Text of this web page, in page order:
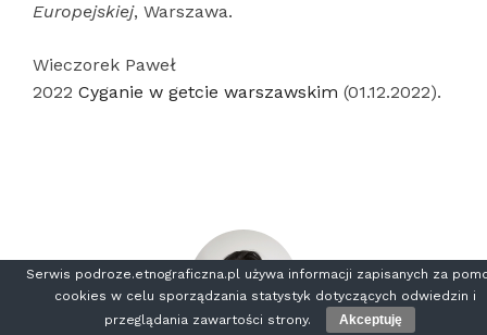
Europejskiej, Warszawa.
Wieczorek Paweł
2022 Cyganie w getcie warszawskim (01.12.2022).
Serwis podroze.etnograficzna.pl używa informacji zapisanych za
cookies w celu sporządzania statystyk dotyczących odwiedzin i
przeglądania zawartości strony.
Akceptuję